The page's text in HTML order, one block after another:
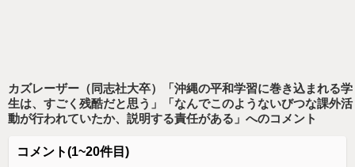
カズレーザー（同志社大卒）「沖縄の平和学習に巻き込まれる学
生は、すごく残酷だと思う」「なんでこのようないびつな課外活
動が行われていたか、説明する責任がある」 へのコメント
コメント(1~20件目)